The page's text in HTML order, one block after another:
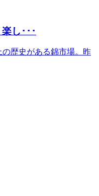
し･･･
の歴史がある錦市場。昨